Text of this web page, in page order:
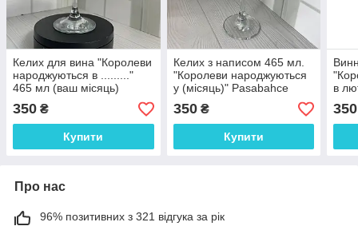
Келих для вина "Королеви
народжуються в ........."
465 мл (ваш місяць)
350 ₴
Купити
Келих з написом 465 мл.
"Королеви народжуються
у (місяць)" Pasabahce
350₴
Купити
в
мл
350
Про нас
96% позитивних з 321 відгука за рік